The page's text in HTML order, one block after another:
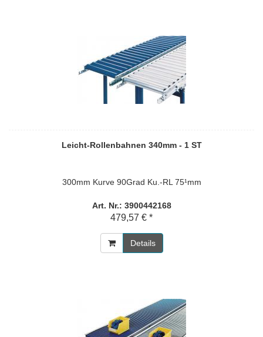
Leicht-Rollenbahnen 340mm - 1 ST
300mm Kurve 90Grad Ku.-RL 75¹mm
Art. Nr.: 3900442168
479,57 € *
Details